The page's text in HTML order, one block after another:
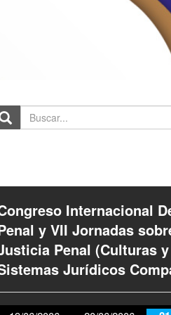
Internacional
y VII Jornadas
Penal (Culturas y
Jurídicos